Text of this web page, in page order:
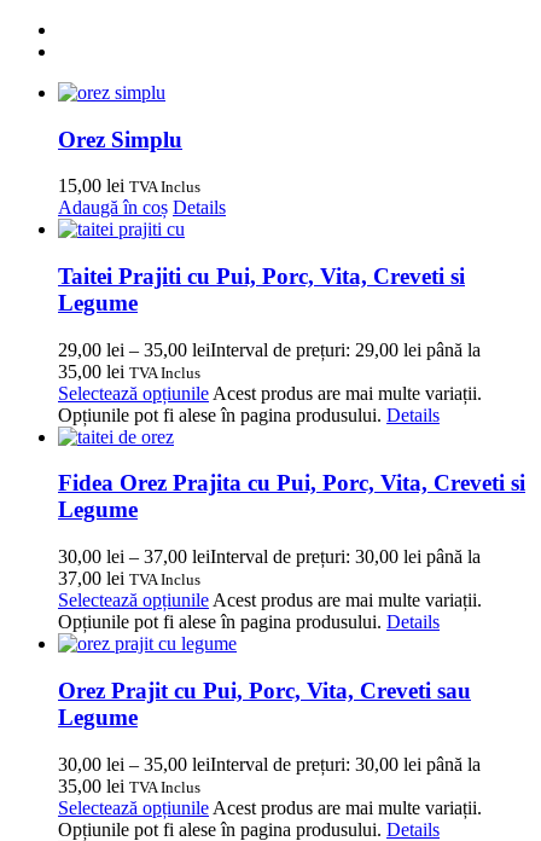
Orez Simplu
15,00 lei TVA Inclus
Adaugă în coș Details
Taitei Prajiti cu Pui, Porc, Vita, Creveti si
Legume
29,00 lei – 35,00 leiInterval de prețuri: 29,00 lei până la
35,00 lei TVA Inclus
Selectează opțiunile Acest produs are mai multe variații.
Opțiunile pot fi alese în pagina produsului. Details
Fidea Orez Prajita cu Pui, Porc, Vita, Creveti si
Legume
30,00 lei – 37,00 leiInterval de prețuri: 30,00 lei până la
37,00 lei TVA Inclus
Selectează opțiunile Acest produs are mai multe variații.
Opțiunile pot fi alese în pagina produsului. Details
Orez Prajit cu Pui, Porc, Vita, Creveti sau
Legume
30,00 lei – 35,00 leiInterval de prețuri: 30,00 lei până la
35,00 lei TVA Inclus
Selectează opțiunile Acest produs are mai multe variații.
Opțiunile pot fi alese în pagina produsului. Details